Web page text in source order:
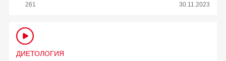
261 30.11.2023
ДИЕТОЛОГИЯ